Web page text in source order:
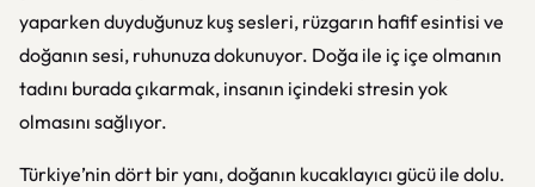
yaparken duyduğunuz kuş sesleri, rüzgarın hafif esintisi ve
doğanın sesi, ruhunuza dokunuyor. Doğa ile iç içe olmanın
tadını burada çıkarmak, insanın içindeki stresin yok
olmasını sağlıyor.
Türkiye’nin dört bir yanı, doğanın kucaklayıcı gücü ile dolu.